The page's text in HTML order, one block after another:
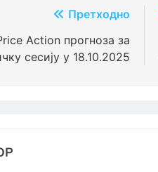
Претходно
Action прогноза за
сесију у 18.10.2025